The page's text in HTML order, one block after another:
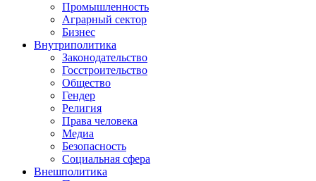
Промышленность
Аграрный сектор
Бизнес
Внутриполитика
Законодательство
Госстроительство
Общество
Гендер
Религия
Права человека
Медиа
Безопасность
Социальная сфера
Внешполитика